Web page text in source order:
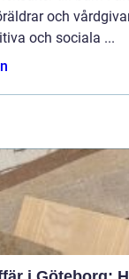
och
och sociala ...